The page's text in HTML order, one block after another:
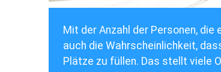
Mit der Anzahl der Personen,
auch die Wahrscheinlichkeit,
Plätze zu füllen. Das stellt viele